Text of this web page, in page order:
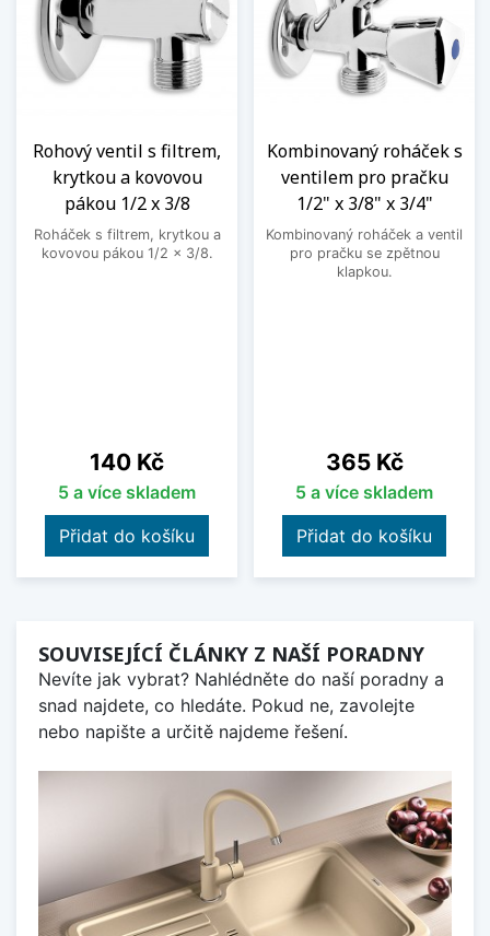
Rohový ventil s filtrem,
krytkou a kovovou
pákou 1/2 x 3/8
Roháček s filtrem, krytkou a
kovovou pákou 1/2 x 3/8.
Cena
140 Kč
5 a více skladem
Přidat do košíku
Kombinovaný roháček s
ventilem pro pračku
1/2" x 3/8" x 3/4"
Kombinovaný roháček a ventil
pro pračku se zpětnou
klapkou.
Cena
365 Kč
5 a více skladem
Přidat do košíku
SOUVISEJÍCÍ ČLÁNKY Z NAŠÍ PORADNY
Nevíte jak vybrat? Nahlédněte do naší poradny a
snad najdete, co hledáte. Pokud ne, zavolejte
nebo napište a určitě najdeme řešení.